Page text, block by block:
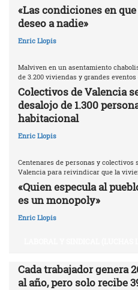
«Las condiciones en
deseo a nadie»
Enric Llopis
Malviven en un asentamiento
de 3.200 viviendas y grandes eventos
Colectivos de Valencia
desalojo de 1.300
habitacional
Enric Llopis
Centenares de personas y
Valencia para reivindicar que la
«Quien especula al
es un monopoly»
Enric Llopis
Cada trabajador genera
al año, pero solo recibe